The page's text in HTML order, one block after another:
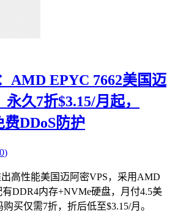
AMD EPYC 7662美国迈
久7折$3.15/月起，
费DDoS防护
0)
出高性能美国迈阿密VPS，采用AMD
有DDR4内存+NVMe硬盘，月付4.5美
买仅需7折，折后低至$3.15/月。